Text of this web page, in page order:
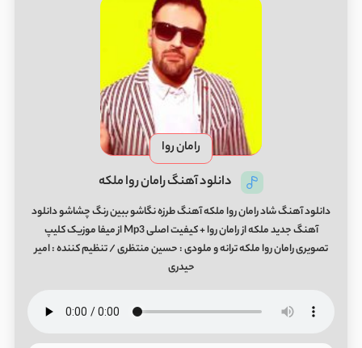
رامان روا
دانلود آهنگ رامان روا ملکه
دانلود آهنگ شاد رامان روا ملکه آهنگ طرزه نگاشو ببین رنگ چشاشو دانلود
آهنگ جدید ملکه از رامان روا + کیفیت اصلی Mp3 از میفا موزیک کلیپ
تصویری رامان روا ملکه ترانه و ملودی : حسین منتظری / تنظیم کننده : امیر
حیدری